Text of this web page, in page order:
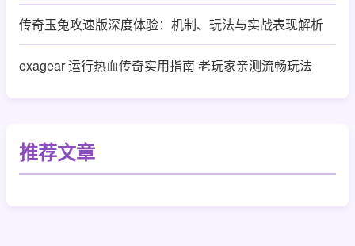
传奇玉兔攻速版深度体验：机制、玩法与实战表现解析
exagear 运行热血传奇实用指南 老玩家亲测流畅玩法
推荐文章